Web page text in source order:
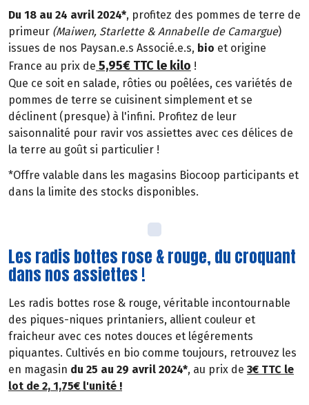
Du 18 au 24 avril 2024*, profitez des pommes de terre de
primeur (Maiwen, Starlette & Annabelle de Camargue)
issues de nos Paysan.e.s Associé.e.s, bio et origine
France au prix de 5,95€ TTC le kilo !
Que ce soit en salade, rôties ou poêlées, ces variétés de
pommes de terre se cuisinent simplement et se
déclinent (presque) à l'infini. Profitez de leur
saisonnalité pour ravir vos assiettes avec ces délices de
la terre au goût si particulier !
*Offre valable dans les magasins Biocoop participants et
dans la limite des stocks disponibles.
Les radis bottes rose & rouge, du croquant
dans nos assiettes !
Les radis bottes rose & rouge, véritable incontournable
des piques-niques printaniers, allient couleur et
fraicheur avec ces notes douces et légérements
piquantes. Cultivés en bio comme toujours, retrouvez les
en magasin du 25 au 29 avril 2024*, au prix de 3€ TTC le
lot de 2, 1,75€ l'unité !